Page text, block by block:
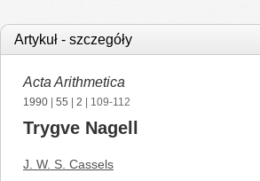
Artykuł - szczegóły
Acta Arithmetica
1990 55 2 | 109-112
Trygve Nagell
J. W. S. Cassels